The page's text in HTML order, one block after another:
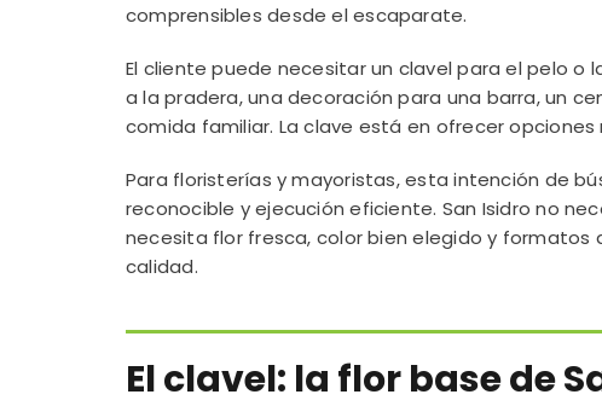
comprensibles desde el escaparate.
El cliente puede necesitar un clavel para el pelo
a la pradera, una decoración para una barra, un
comida familiar. La clave está en ofrecer
Para floristerías y mayoristas, esta intención de
reconocible y ejecución eficiente. San Isidro no
necesita flor fresca, color bien elegido y
calidad.
El clavel: la flor base de